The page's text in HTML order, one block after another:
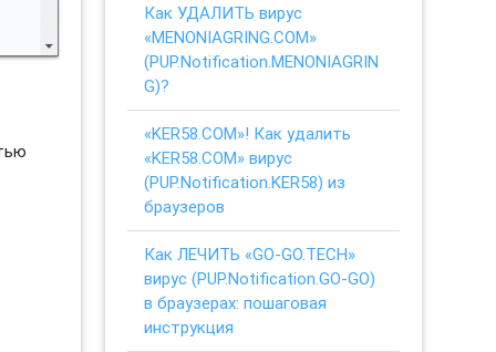
Как УДАЛИТЬ вирус
«MENONIAGRING.COM»
(PUP.Notification.MENONIAGRIN
G)?
«KER58.COM»! Как удалить
«KER58.COM» вирус
(PUP.Notification.KER58) из
браузеров
Как ЛЕЧИТЬ «GO-GO.TECH»
вирус (PUP.Notification.GO-GO)
в браузерах: пошаговая
инструкция